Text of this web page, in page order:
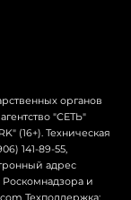
органов
"СЕТЬ"
(16+). Техническая
141-89-55,
адрес
Роскомнадзора и
Техподдержка: